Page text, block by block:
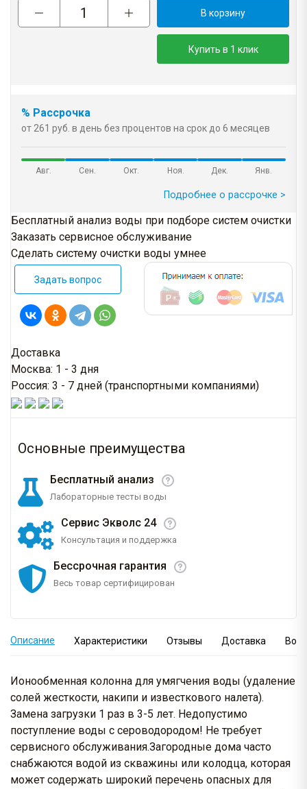
В корзину
Купить в 1 клик
% Рассрочка
от 261 руб. в день без процентов на срок до 6 месяцев
Авг. Сен. Окт. Ноя. Дек. Янв.
Подробнее о рассрочке >
Бесплатный анализ воды при подборе систем очистки
Заказать сервисное обслуживание
Сделать систему очистки воды умнее
Задать вопрос
Доставка
Москва: 1 - 3 дня
Россия: 3 - 7 дней (транспортными компаниями)
Основные преимущества
Бесплатный анализ
Лабораторные тесты воды
Сервис Экволс 24
Консультация и поддержка
Бессрочная гарантия
Весь товар сертифицирован
Описание Характеристики Отзывы Доставка
Ионообменная колонна для умягчения воды (удаление
солей жесткости, накипи и известкового налета).
Замена загрузки 1 раз в 3-5 лет. Недопустимо
поступление воды с сероводородом! Не требует
сервисного обслуживания.Загородные дома часто
снабжаются водой из скважины или колодца, которая
может содержать широкий перечень опасных для